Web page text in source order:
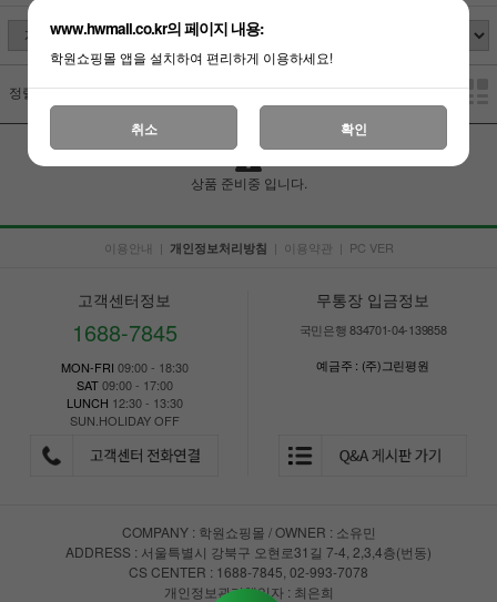
정렬
상품 준비중 입니다.
이용안내 | 개인정보처리방침 | 이용약관 | PC VER
고객센터정보
1688-7845
MON-FRI 09:00 - 18:30
SAT09:00 - 17:00
LUNCH 12:30 - 13:30
SUN.HOLIDAY OFF
무통장 입금정보
국민은행 834701-04-139858
예금주 : (주)그린평원
COMPANY : 학원쇼핑몰 / OWNER : 소유민
ADDRESS : 서울특별시 강북구 오현로31길 7-4, 2,3,4층(번동)
CS CENTER : 1688-7845, 02-993-7078
개인정보관리책임자 : 최은희
www.hwmall.co.kr의 페이지 내용:
학원쇼핑몰 앱을 설치하여 편리하게 이용하세요!
취소 확인